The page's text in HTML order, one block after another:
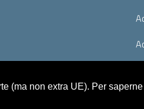
(ma non extra UE). Per